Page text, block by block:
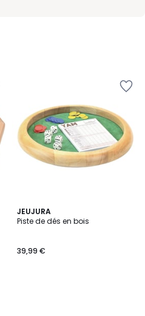
JEUJURA
Piste de dés en bois
39,99 €